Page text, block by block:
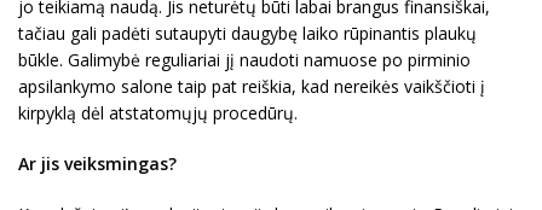
jo teikiamą naudą. Jis neturėtų būti labai brangus finansiškai,
tačiau gali padėti sutaupyti daugybę laiko rūpinantis plaukų
būkle. Galimybė reguliariai jį naudoti namuose po pirminio
apsilankymo salone taip pat reiškia, kad nereikės vaikščioti į
kirpyklą dėl atstatomųjų procedūrų.
Ar jis veiksmingas?